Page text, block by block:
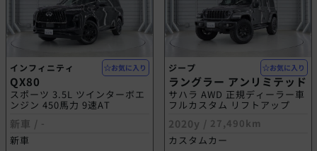
お気に入り
インフィニティ
QX80
スポーツ 3.5L ツインターボエ
ンジン 450馬力 9速AT
新車 / -
新車
お気に入り
ジープ
ラングラー アンリミテッド
サハラ AWD 正規ディーラー車
フルカスタム リフトアップ
2020y / 27,490km
カスタムカー